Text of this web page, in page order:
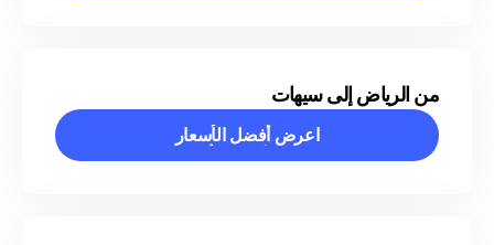
من الرياض إلى سيهات
اعرض أفضل الأسعار
اعرض أفضل الأسعار